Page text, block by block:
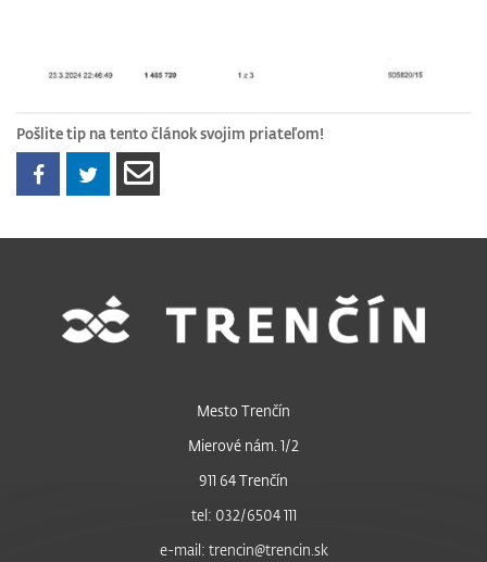
Pošlite tip na tento článok svojim priateľom!
Mesto Trenčín
Mierové nám. 1/2
911 64 Trenčín
tel: 032/6504 111
e-mail: trencin@trencin.sk